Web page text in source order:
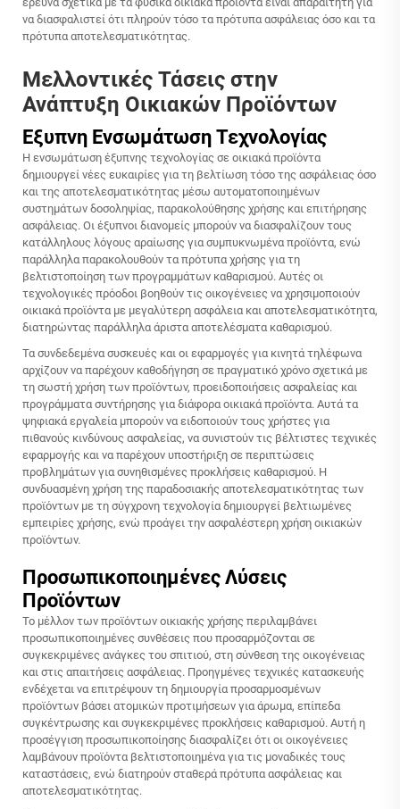
να διασφαλιστεί ότι πληρούν τόσο τα πρότυπα ασφάλειας όσο και τα
πρότυπα αποτελεσματικότητας.
Μελλοντικές Τάσεις στην
Ανάπτυξη Οικιακών Προϊόντων
Έξυπνη Ενσωμάτωση Τεχνολογίας
Η ενσωμάτωση έξυπνης τεχνολογίας σε οικιακά προϊόντα
δημιουργεί νέες ευκαιρίες για τη βελτίωση τόσο της ασφάλειας όσο
και της αποτελεσματικότητας μέσω αυτοματοποιημένων
συστημάτων δοσοληψίας, παρακολούθησης χρήσης και επιτήρησης
ασφάλειας. Οι έξυπνοι διανομείς μπορούν να διασφαλίζουν τους
κατάλληλους λόγους αραίωσης για συμπυκνωμένα προϊόντα, ενώ
παράλληλα παρακολουθούν τα πρότυπα χρήσης για τη
βελτιστοποίηση των προγραμμάτων καθαρισμού. Αυτές οι
τεχνολογικές πρόοδοι βοηθούν τις οικογένειες να χρησιμοποιούν
οικιακά προϊόντα με μεγαλύτερη ασφάλεια και αποτελεσματικότητα,
διατηρώντας παράλληλα άριστα αποτελέσματα καθαρισμού.
Τα συνδεδεμένα συσκευές και οι εφαρμογές για κινητά τηλέφωνα
αρχίζουν να παρέχουν καθοδήγηση σε πραγματικό χρόνο σχετικά με
τη σωστή χρήση των προϊόντων, προειδοποιήσεις ασφαλείας και
προγράμματα συντήρησης για διάφορα οικιακά προϊόντα. Αυτά τα
ψηφιακά εργαλεία μπορούν να ειδοποιούν τους χρήστες για
πιθανούς κινδύνους ασφαλείας, να συνιστούν τις βέλτιστες τεχνικές
εφαρμογής και να παρέχουν υποστήριξη σε περιπτώσεις
προβλημάτων για συνηθισμένες προκλήσεις καθαρισμού. Η
συνδυασμένη χρήση της παραδοσιακής αποτελεσματικότητας των
προϊόντων με τη σύγχρονη τεχνολογία δημιουργεί βελτιωμένες
εμπειρίες χρήσης, ενώ προάγει την ασφαλέστερη χρήση οικιακών
προϊόντων.
Προσωπικοποιημένες Λύσεις
Προϊόντων
Το μέλλον των προϊόντων οικιακής χρήσης περιλαμβάνει
προσωπικοποιημένες συνθέσεις που προσαρμόζονται σε
συγκεκριμένες ανάγκες του σπιτιού, στη σύνθεση της οικογένειας
και στις απαιτήσεις ασφάλειας. Προηγμένες τεχνικές κατασκευής
ενδέχεται να επιτρέψουν τη δημιουργία προσαρμοσμένων
προϊόντων βάσει ατομικών προτιμήσεων για άρωμα, επίπεδα
συγκέντρωσης και συγκεκριμένες προκλήσεις καθαρισμού. Αυτή η
προσέγγιση προσωπικοποίησης διασφαλίζει ότι οι οικογένειες
λαμβάνουν προϊόντα βελτιστοποιημένα για τις μοναδικές τους
καταστάσεις, ενώ διατηρούν σταθερά πρότυπα ασφάλειας και
αποτελεσματικότητας.